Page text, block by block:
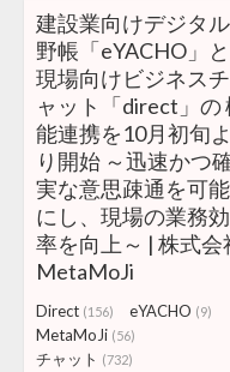
建設業向けデジタル
野帳「eYACHO」と
現場向けビジネスチ
ャット「direct」の
能連携を10月初旬よ
り開始 ～迅速かつ
実な意思疎通を可能
にし、現場の業務効
率を向上～ | 株式会
MetaMoJi
Direct (156) eYACHO (9)
MetaMoJi (56)
チャット (732)